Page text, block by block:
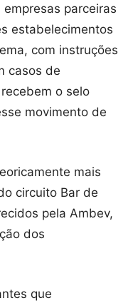
empresas parceiras
estabelecimentos
com instruções
casos de
o selo
movimento de
mais
circuito Bar de
pela Ambev,
dos
que